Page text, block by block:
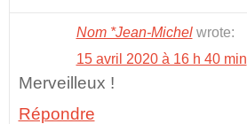
Nom *Jean-Michel wrote:
15 avril 2020 à 16 h 40 min
Merveilleux !
Répondre